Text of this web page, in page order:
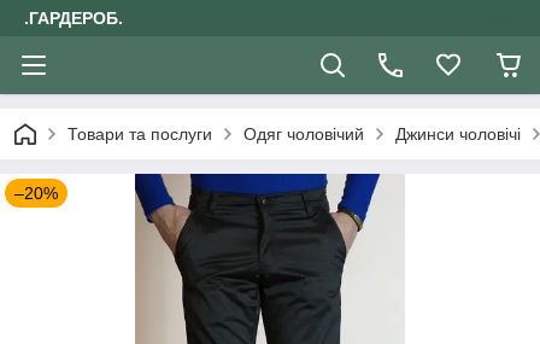
.ГАРДЕРОБ.
Товари та послуги Одяг чоловічий Джинси чоловічі
–20%